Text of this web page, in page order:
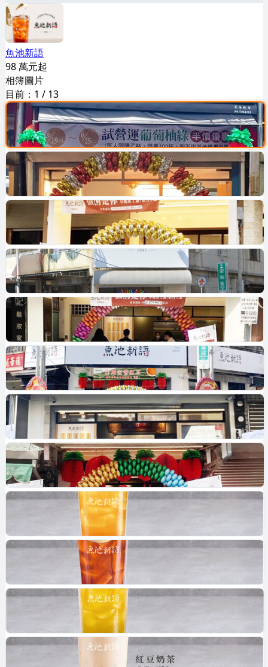
魚池新語
98 萬元起
相簿圖片
目前： 1 / 13